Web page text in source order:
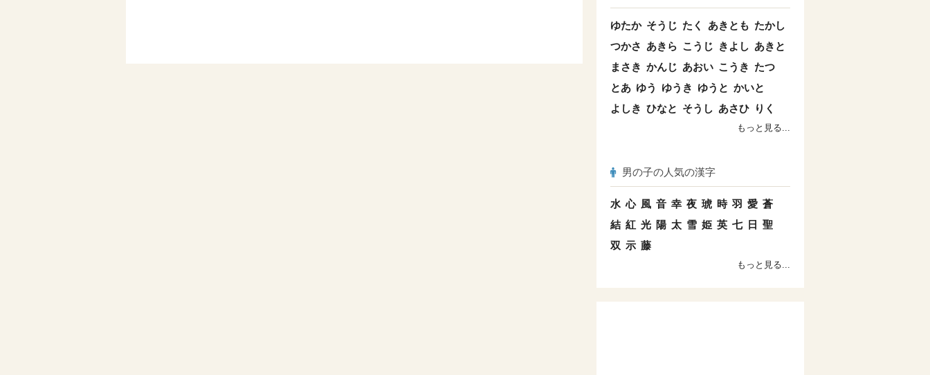
ゆたか そうじ たく あきとも たかし
つかさ あきら こうじ きよし あきと
まさき かんじ あおい こうき たつ
とあ ゆう ゆうき ゆうと かいと
よしき ひなと そうし あさひ りく
もっと見る...
男の子の人気の漢字
水 心 風 音 幸 夜 琥 時 羽 愛 蒼
結 紅 光 陽 太 雪 姫 英 七 日 聖
双 示 藤
もっと見る...